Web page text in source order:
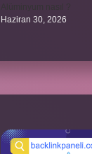
Haziran 30, 2026